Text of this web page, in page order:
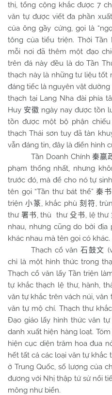
thị, tổng cộng khắc được 7
văn tự được viết đa phần
của ông gầy cứng, gọi là
tông của tiểu triện. Thời
mỗi nơi đã thêm một đạo
trên đá này đều là do Tần
thạch này là những tư liệu tốt
đáng tiếc là nguyên vật
thạch tại Lang Nha đài phía
Huy 安徽 ngày nay được tồn
tồn được một bộ phận
thạch Thái sơn tuy đã tàn
vẫn đáng tin, đây là điển hình
Tần Doanh Chính秦嬴
phạm thống nhất, nhưng
trước đó, mà để cho nó tự
tên gọi “Tần thư bát thể”秦
triện小篆, khắc phù刻符,
thư 署书, thù thư 殳书, lệ thư
nhau, nhưng cũng do bởi
khác nhau mà tên gọi có khác.
Thạch cổ văn石鼓文
chỉ là một hình thức trong
Thạch cổ văn lấy Tần triện
tự khắc thạch lệ thư, hành,
văn tự khắc trên vách núi,
văn tự mộ chí. Thạch thư
Đạo giáo lấy hình thức văn
danh xuất hiện hàng loạt.
hiện cục diện trăm hoa đua
hết tất cả các loại văn tự khắc
ở Trung Quốc, số lượng của
đương với Nhị thập tứ sử nổi
mông như biển.